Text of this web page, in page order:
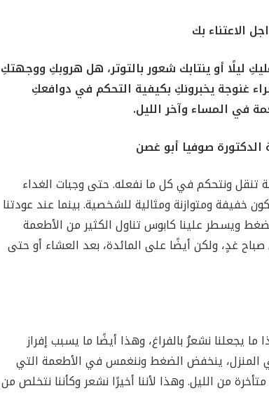
الاعتناء بك
ليلًا أو ينتابك شعور بالتوتر، هل هروبكِ ووجهتكِ
غنوجة يخبرونكِ بكيفية التحكم في دوافعكِ
في المساء وآخر الليل.
الدكتورة صوفيا أبو غصن
تنقل ونتحكم في كل ما نفعله. حتى وجبات الغداء
خفيفة ومتوازنة ومثالية للشخصية. بينما عند عودتنا
ويسطر علينا كابوس تناول الكثير من الأطعمة
غدٍ، ولكن أيضًا على المائدة، بعد العشاء أو حتى
يجعلنا نشعرُ بالفراغ، وهذا أيضًا ما يسبب إفراز
المنزل، ينخفض ​​الضغط وننغمس في الأطعمة التي
من الليل. وهذا لأننا أخيرًا نشعر وكأننا نتخلص من